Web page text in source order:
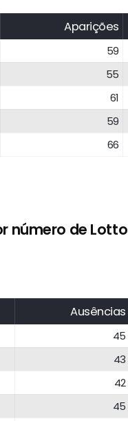
Aparições
59
55
61
59
66
número de Lotto
Ausências
45
43
42
45